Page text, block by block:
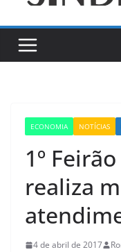
ECONOMIA NOTÍCIAS
1º
realiza
4 de abril de 2017